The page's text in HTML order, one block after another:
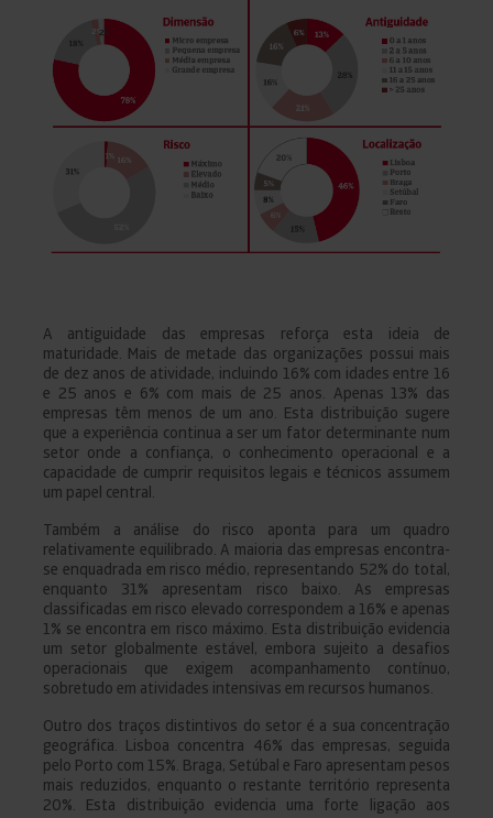
A antiguidade das empresas reforça esta ideia de
maturidade. Mais de metade das organizações possui mais
de dez anos de atividade, incluindo 16% com idades entre 16
e 25 anos e 6% com mais de 25 anos. Apenas 13% das
empresas têm menos de um ano. Esta distribuição sugere
que a experiência continua a ser um fator determinante num
setor onde a confiança, o conhecimento operacional e a
capacidade de cumprir requisitos legais e técnicos assumem
um papel central.
Também a análise do risco aponta para um quadro
relativamente equilibrado. A maioria das empresas encontra-
se enquadrada em risco médio, representando 52% do total,
enquanto 31% apresentam risco baixo. As empresas
classificadas em risco elevado correspondem a 16% e apenas
1% se encontra em risco máximo. Esta distribuição evidencia
um setor globalmente estável, embora sujeito a desafios
operacionais que exigem acompanhamento contínuo,
sobretudo em atividades intensivas em recursos humanos.
Outro dos traços distintivos do setor é a sua concentração
geográfica. Lisboa concentra 46% das empresas, seguida
pelo Porto com 15%. Braga, Setúbal e Faro apresentam pesos
mais reduzidos, enquanto o restante território representa
20%. Esta distribuição evidencia uma forte ligação aos